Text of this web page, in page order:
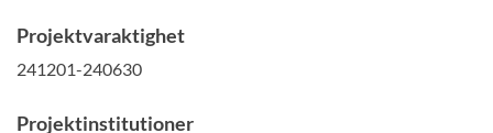
Projektvaraktighet
241201-240630
Projektinstitutioner